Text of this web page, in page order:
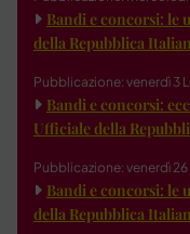
Bandi e concorsi: le
della Repubblica
Pubblicazione: venerdì 3
Bandi e concorsi:
Ufficiale della
Pubblicazione: venerdì
Bandi e concorsi: le
della Repubblica